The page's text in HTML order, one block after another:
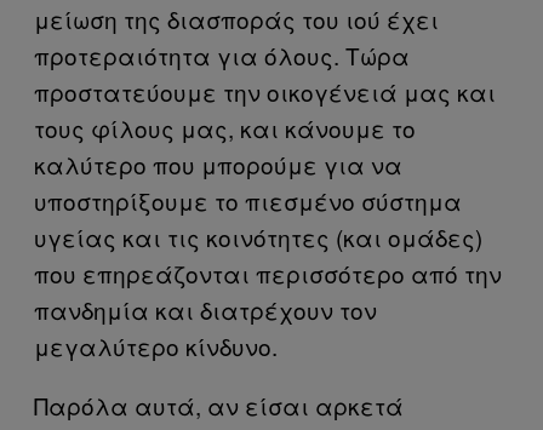
μείωση της διασποράς του ιού έχει
προτεραιότητα για όλους. Τώρα
προστατεύουμε την οικογένειά μας και
τους φίλους μας, και κάνουμε το
καλύτερο που μπορούμε για να
υποστηρίξουμε το πιεσμένο σύστημα
υγείας και τις κοινότητες (και ομάδες)
που επηρεάζονται περισσότερο από την
πανδημία και διατρέχουν τον
μεγαλύτερο κίνδυνο.
Παρόλα αυτά, αν είσαι αρκετά